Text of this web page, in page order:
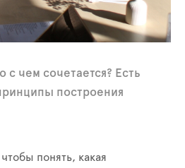
с чем сочетается? Есть
построения
понять, какая